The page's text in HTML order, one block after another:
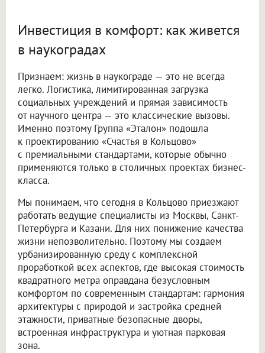
Инвестиция в комфорт: как живется
в наукоградах
Признаем: жизнь в наукограде — это не всегда
легко. Логистика, лимитированная загрузка
социальных учреждений и прямая зависимость
от научного центра — это классические вызовы.
Именно поэтому Группа «Эталон» подошла
к проектированию «Счастья в Кольцово»
с премиальными стандартами, которые обычно
применяются только в столичных проектах бизнес-
класса.
Мы понимаем, что сегодня в Кольцово приезжают
работать ведущие специалисты из Москвы, Санкт-
Петербурга и Казани. Для них понижение качества
жизни непозволительно. Поэтому мы создаем
урбанизированную среду с комплексной
проработкой всех аспектов, где высокая стоимость
квадратного метра оправдана безусловным
комфортом по современным стандартам: гармония
архитектуры с природой и застройка средней
этажности, приватные безопасные дворы,
встроенная инфраструктура и уютная парковая
зона.